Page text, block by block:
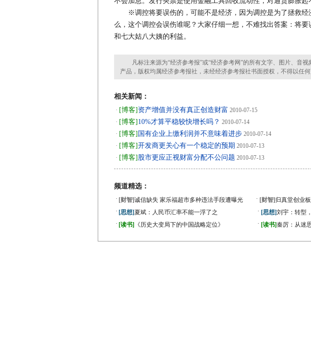
※调控将要误伤的，可能不是经济，因为调控是为了拯救经
么，这个调控会误伤谁呢？大家仔细一想，不难找出答案：将
和七大姑八大姨的利益。
凡标注来源为“经济参考报”或“经济参考网”的所有文字、图片、音视
产品，版权均属经济参考报社，未经经济参考报社书面授权，不得以任何
相关新闻：
· [博客] 资产增值并没有真正创造财富 2010-07-15
· [博客] 10%才算平稳较快增长吗？ 2010-07-14
· [博客] 国有企业上缴利润并不意味着进步 2010-07-14
· [博客]开发商更关心有一个稳定的预期 2010-07-13
· [博客] 股市更应正视财富分配不公问题 2010-07-13
频道精选：
· [财智]诚信缺失 家乐福超市多种违法手段遭曝光 · [财智] 归真堂创业
· [思想]夏斌：人民币汇率不能一浮了之 · [思想]刘宇：转型
· [读书] 《历史大变局下的中国战略定位》 · [读书]秦厉：从迷